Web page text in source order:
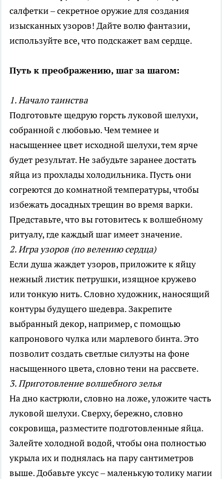
салфетки – секретное оружие для создания
изысканных узоров! Дайте волю фантазии,
используйте все, что подскажет вам сердце.
Путь к преображению, шаг за шагом:
1. Начало таинства
Подготовьте щедрую горсть луковой шелухи,
собранной с любовью. Чем темнее и
насыщеннее цвет исходной шелухи, тем ярче
будет результат. Не забудьте заранее достать
яйца из прохлады холодильника. Пусть они
согреются до комнатной температуры, чтобы
избежать досадных трещин во время варки.
Представьте, что вы готовитесь к волшебному
ритуалу, где каждый шаг имеет значение.
2. Игра узоров (по велению сердца)
Если душа жаждет узоров, приложите к яйцу
нежный листик петрушки, изящное кружево
или тонкую нить. Словно художник, наносящий
контуры будущего шедевра. Закрепите
выбранный декор, например, с помощью
капронового чулка или марлевого бинта. Это
позволит создать светлые силуэты на фоне
насыщенного цвета, словно тени на рассвете.
3. Приготовление волшебного зелья
На дно кастрюли, словно на ложе, уложите часть
луковой шелухи. Сверху, бережно, словно
сокровища, разместите подготовленные яйца.
Залейте холодной водой, чтобы она полностью
укрыла их и поднялась на пару сантиметров
выше. Добавьте уксус – маленькую толику магии